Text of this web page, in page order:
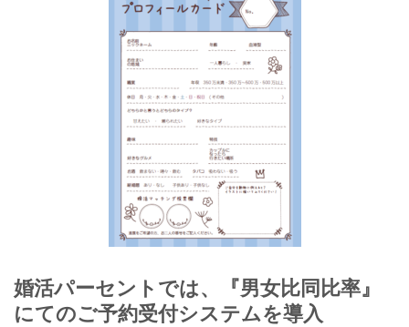
婚活パーセントでは、『男女比同比率』
にてのご予約受付システムを導入